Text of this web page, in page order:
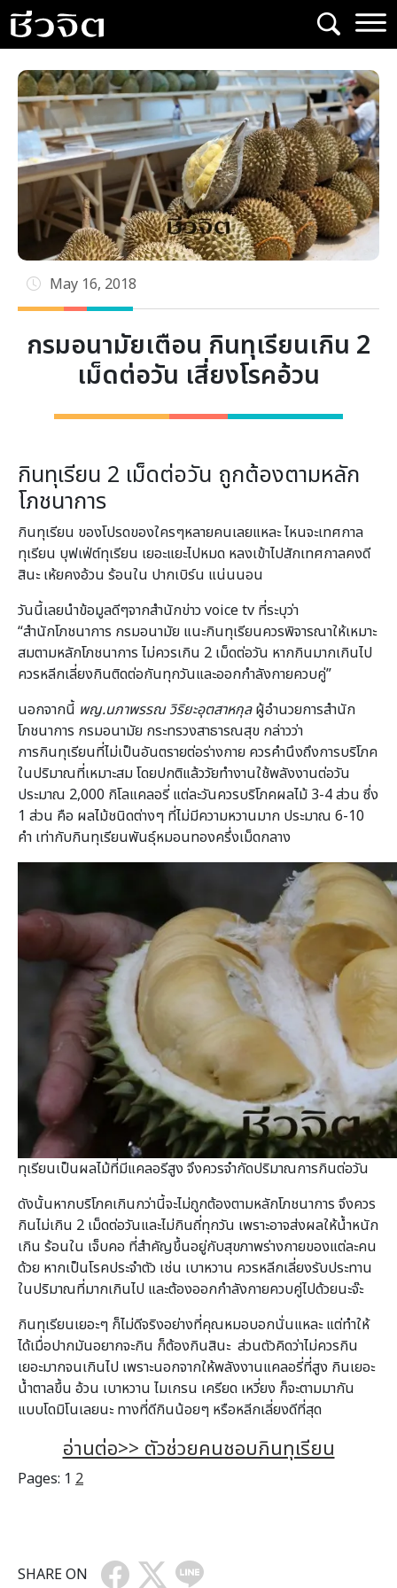
Skip
to
content
May 16, 2018
กรมอนามัยเตือน กินทุเรียนเกิน 2
เม็ดต่อวัน เสี่ยงโรคอ้วน
กินทุเรียน 2 เม็ดต่อวัน ถูกต้องตามหลัก
โภชนาการ
กินทุเรียน ของโปรดของใครๆหลายคนเลยแหละ ไหนจะเทศกาล
ทุเรียน บุฟเฟ่ต์ทุเรียน เยอะแยะไปหมด หลงเข้าไปสักเทศกาลคงดี
สินะ เห้ยคงอ้วน ร้อนใน ปากเบิร์น แน่นนอน
วันนี้เลยนำข้อมูลดีๆจากสำนักข่าว voice tv ที่ระบุว่า
“สำนักโภชนาการ กรมอนามัย แนะกินทุเรียนควรพิจารณาให้เหมาะ
สมตามหลักโภชนาการ ไม่ควรเกิน 2 เม็ดต่อวัน หากกินมากเกินไป
ควรหลีกเลี่ยงกินติดต่อกันทุกวันและออกกำลังกายควบคู่”
นอกจากนี้ พญ.นภาพรรณ วิริยะอุตสาหกุลผู้อำนวยการสำนัก
โภชนาการ กรมอนามัย กระทรวงสาธารณสุข กล่าวว่า
การกินทุเรียนที่ไม่เป็นอันตรายต่อร่างกาย ควรคำนึงถึงการบริโภค
ในปริมาณที่เหมาะสม โดยปกติแล้ววัยทำงานใช้พลังงานต่อวัน
ประมาณ 2,000 กิโลแคลอรี่ แต่ละวันควรบริโภคผลไม้ 3-4 ส่วน ซึ่ง
1 ส่วน คือ ผลไม้ชนิดต่างๆ ที่ไม่มีความหวานมาก ประมาณ 6-10
คำ เท่ากับกินทุเรียนพันธุ์หมอนทองครึ่งเม็ดกลาง
ทุเรียนเป็นผลไม้ที่มีแคลอรีสูง จึงควรจำกัดปริมาณการกินต่อวัน
ดังนั้นหากบริโภคเกินกว่านี้จะไม่ถูกต้องตามหลักโภชนาการ จึงควร
กินไม่เกิน 2 เม็ดต่อวันและไม่กินถี่ทุกวัน เพราะอาจส่งผลให้น้ำหนัก
เกิน ร้อนใน เจ็บคอ ที่สำคัญขึ้นอยู่กับสุขภาพร่างกายของแต่ละคน
ด้วย หากเป็นโรคประจำตัว เช่น เบาหวาน ควรหลีกเลี่ยงรับประทาน
ในปริมาณที่มากเกินไป และต้องออกกำลังกายควบคู่ไปด้วยนะจ๊ะ
กินทุเรียนเยอะๆ ก็ไม่ดีจริงอย่างที่คุณหมอบอกนั่นแหละ แต่ทำให้
ได้เมื่อปากมันอยากจะกิน ก็ต้องกินสินะ ส่วนตัวคิดว่าไม่ควรกิน
เยอะมากจนเกินไป เพราะนอกจากให้พลังงานแคลอรี่ที่สูง กินเยอะ
น้ำตาลขึ้น อ้วน เบาหวาน ไมเกรน เครียด เหวี่ยง ก็จะตามมากัน
แบบโดมิโนเลยนะ ทางที่ดีกินน้อยๆ หรือหลีกเลี่ยงดีที่สุด
อ่านต่อ>> ตัวช่วยคนชอบกินทุเรียน
Pages: 1 2
SHARE ON